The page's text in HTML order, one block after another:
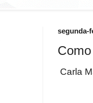
segunda-
Carla